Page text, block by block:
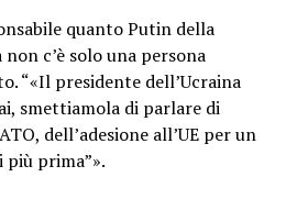
quanto Putin della
c’è solo una persona
“«Il presidente dell’Ucraina
smettiamola di parlare di
dell’adesione all’UE per un
più prima”».